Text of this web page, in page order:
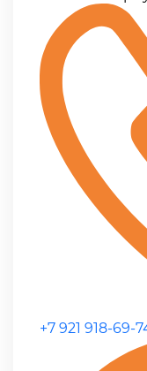
+7 921 918-69-